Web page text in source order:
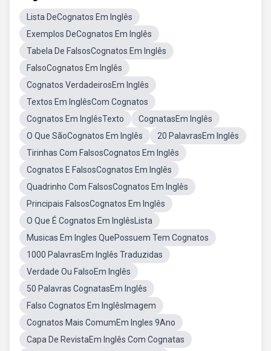
Lista DeCognatos Em Inglês
Exemplos DeCognatos Em Inglês
Tabela De FalsosCognatos Em Inglês
FalsoCognatos Em Inglês
Cognatos VerdadeirosEm Inglês
Textos Em InglêsCom Cognatos
Cognatos Em InglêsTexto
CognatasEm Inglês
O Que SãoCognatos Em Inglês
20 PalavrasEm Inglês
Tirinhas Com FalsosCognatos Em Inglês
Cognatos E FalsosCognatos Em Inglês
Quadrinho Com FalsosCognatos Em Inglês
Principais FalsosCognatos Em Inglês
O Que É Cognatos Em InglêsLista
Musicas Em Ingles QuePossuem Tem Cognatos
1000 PalavrasEm Inglês Traduzidas
Verdade Ou FalsoEm Inglês
50 Palavras CognatasEm Inglês
Falso Cognatos Em InglêsImagem
Cognatos Mais ComumEm Ingles 9Ano
Capa De RevistaEm Inglês Com Cognatas